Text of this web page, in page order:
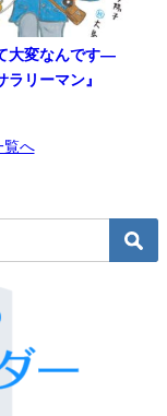
大変なんです―
ラリーマン』
覧へ